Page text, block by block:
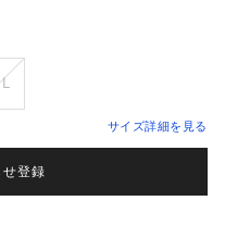
サイズ詳細を見る
登録